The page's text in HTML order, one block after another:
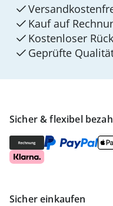
Sicher & flexibel
Sicher einkaufen
Kauf auf
Kostenloser
Geprüfte